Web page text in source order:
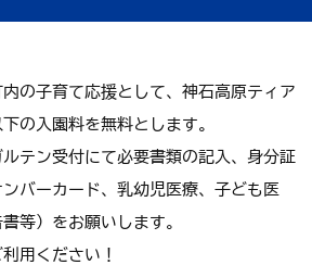
の子育て応援として、神石高原ティア
の入園料を無料とします。
テン受付にて必要書類の記入、身分証
バーカード、乳幼児医療、子ども医
等）をお願いします。
用ください！